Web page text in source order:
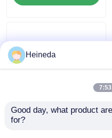
Treten Sie mit uns in
Nachrichten
Fordern Sie ein Zitat
industrielle Bandsäge-
Heineda
7:53
Good day, what product
for?